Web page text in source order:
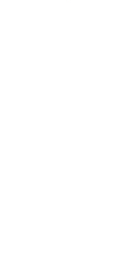
[Do it! 실전
CHAPTER
[돈 버는 상
[돈 버는 상
[돈 버는 상
[Do it! 실전
PART 3. 지